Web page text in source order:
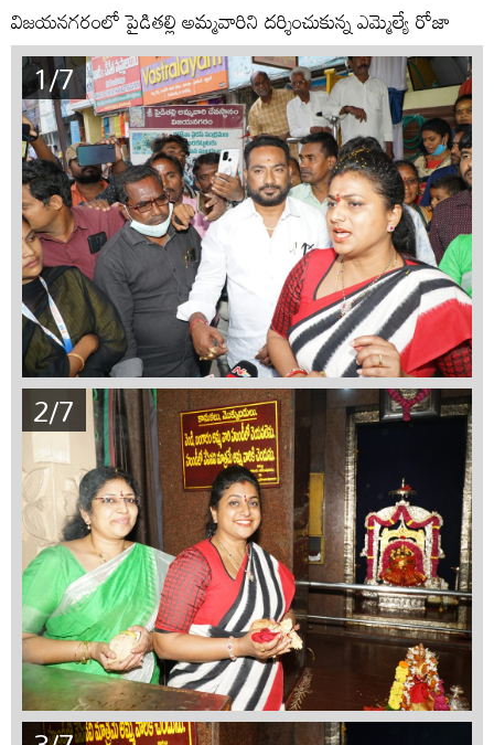
విజయనగరంలో పైడితల్లి అమ్మవారిని దర్శించుకున్న ఎమ్మెల్యే రోజా
1/7
2/7